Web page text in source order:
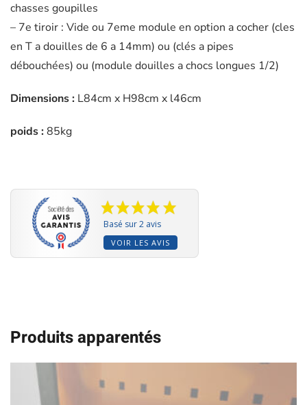
chasses goupilles
– 7e tiroir : Vide ou 7eme module en option a cocher (cles
en T a douilles de 6 a 14mm) ou (clés a pipes
débouchées) ou (module douilles a chocs longues 1/2)
Dimensions : L84cm x H98cm x l46cm
poids :85kg
Basé sur 2 avis
VOIR LES AVIS
Produits apparentés